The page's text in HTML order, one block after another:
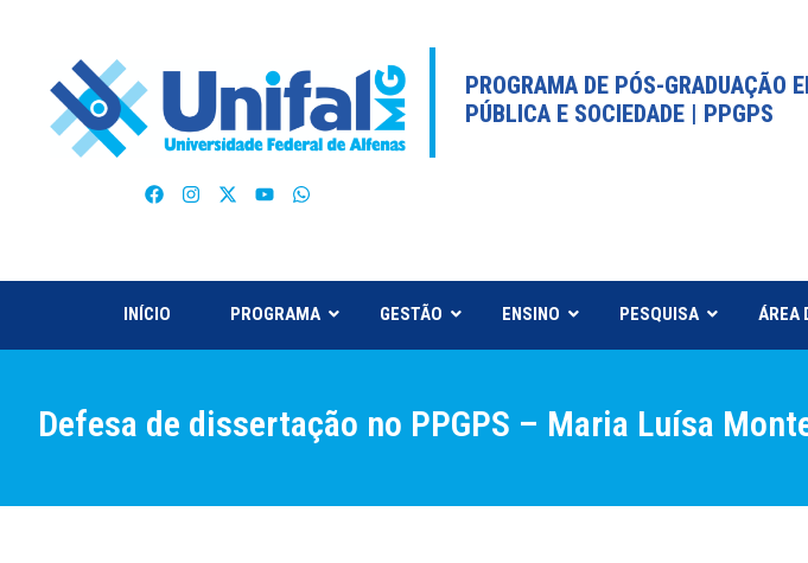
PROGRAMA DE PÓS-GRADUAÇÃO
PÚBLICA E SOCIEDADE | PPGPS
INÍCIO PROGRAMA GESTÃO ENSINO PESQUISA ÁREA
Defesa de dissertação no PPGPS – Maria Luísa